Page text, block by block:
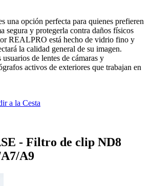
una opción perfecta para quienes prefieren
segura y protegerla contra daños físicos
REALPRO está hecho de vidrio fino y
la calidad general de su imagen.
de lentes de cámaras y
activos de exteriores que trabajan en
a la Cesta
- Filtro de clip ND8
A9